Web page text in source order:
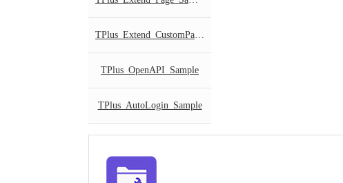
TPlus_OpenAPI_Sample
TPlus_AutoLogin_Sample